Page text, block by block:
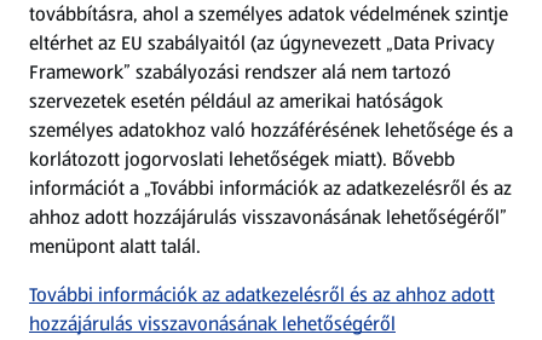
Adattörlő alkalmazás
Szervizpont
(új oldalon nyílik meg)
Fedezz fel minket az interneten!
Töltsd le az ALDI Magyarország applikációt!
továbbításra, ahol a személyes adatok védelmének szintje
eltérhet az EU szabályaitól (az úgynevezett „Data Privacy
Framework” szabályozási rendszer alá nem tartozó
szervezetek esetén például az amerikai hatóságok
személyes adatokhoz való hozzáférésének lehetősége és a
korlátozott jogorvoslati lehetőségek miatt). Bővebb
információt a „További információk az adatkezelésről és az
ahhoz adott hozzájárulás visszavonásának lehetőségéről”
menüpont alatt talál.
További információk az adatkezelésről és az ahhoz adott
hozzájárulás visszavonásának lehetőségéről